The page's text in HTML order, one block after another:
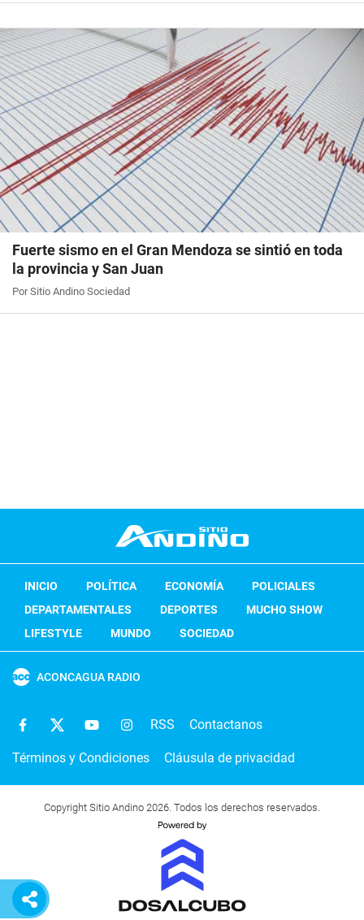
Fuerte sismo en el Gran Mendoza se sintió en toda
la provincia y San Juan
Por Sitio Andino Sociedad
INICIO POLÍTICA ECONOMÍA
POLICIALES
DEPARTAMENTALES
DEPORTES
MUCHO SHOW
LIFESTYLE
MUNDO SOCIEDAD
ACONCAGUA RADIO
RSS Contactanos
Términos y Condiciones Cláusula de privacidad
Copyright Sitio Andino 2026. Todos los derechos reservados.